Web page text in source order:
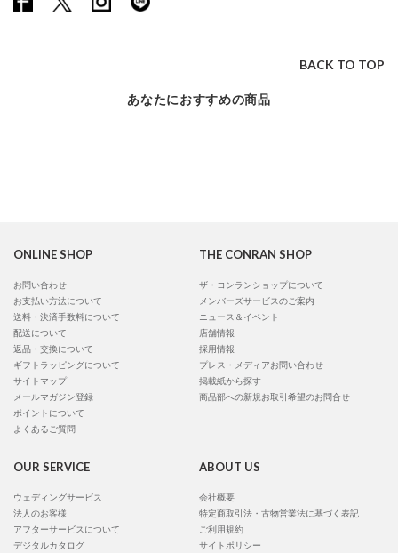
BACK TO TOP
あなたにおすすめの商品
ONLINE SHOP
お問い合わせ
お支払い方法について
送料・決済手数料について
配送について
返品・交換について
ギフトラッピングについて
サイトマップ
メールマガジン登録
ポイントについて
よくあるご質問
THE CONRAN SHOP
ザ・コンランショップについて
メンバーズサービスのご案内
ニュース＆イベント
店舗情報
採用情報
プレス・メディアお問い合わせ
掲載紙から探す
商品部への新規お取引希望のお問合せ
OUR SERVICE
ウェディングサービス
法人のお客様
アフターサービスについて
デジタルカタログ
ABOUT US
会社概要
特定商取引法・古物営業法に基づく表記
ご利用規約
サイトポリシー